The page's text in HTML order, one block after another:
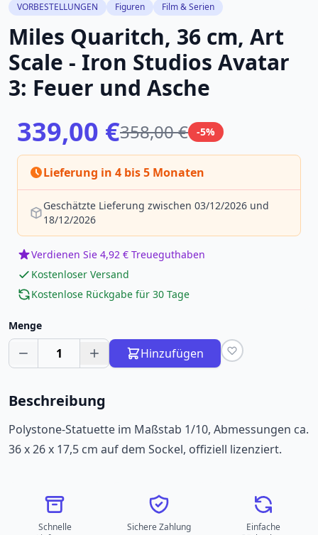
VORBESTELLUNGEN Figuren Film & Serien
Miles Quaritch, 36 cm, Art
Scale - Iron Studios Avatar
3: Feuer und Asche
339,00 €358,00 € -5%
Lieferung in 4 bis 5 Monaten
Geschätzte Lieferung zwischen 03/12/2026 und
18/12/2026
Verdienen Sie 4,92 € Treueguthaben
Kostenloser Versand
Kostenlose Rückgabe für 30 Tage
Menge
1 Hinzufügen
Beschreibung
Polystone-Statuette im Maßstab 1/10, Abmessungen ca.
36 x 26 x 17,5 cm auf dem Sockel, offiziell lizenziert.
Schnelle
Sichere Zahlung
Einfache